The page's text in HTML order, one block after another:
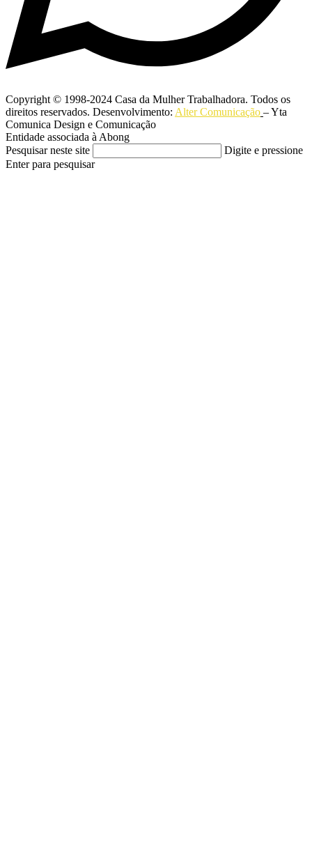
Copyright © 1998-2024 Casa da Mulher Trabalhadora. Todos os
direitos reservados. Desenvolvimento: Alter Comunicação – Yta
Comunica Design e Comunicação
Entidade associada à Abong
Pesquisar neste site
Digite e pressione
Enter para pesquisar